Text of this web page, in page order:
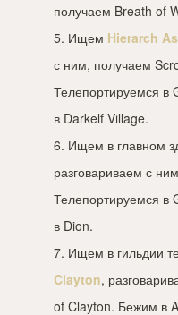
получаем Breath of
5. Ищем Hierarch
с ним, получаем
Телепортируемся в
в Darkelf Village.
6. Ищем в главном
разговариваем с
Телепортируемся в
в Dion.
7. Ищем в гильдии
Clayton,
of Clayton. Бежим в